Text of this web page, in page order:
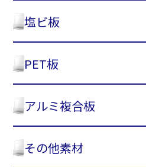
塩ビ板
PET板
アルミ複合板
その他素材